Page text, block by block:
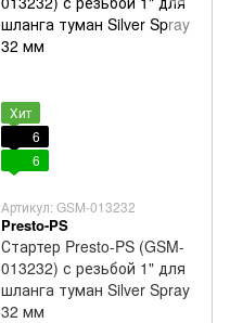
Хит
6
6
Артикул: GSM-013232
Presto-PS
Стартер Presto-PS (GSM-
013232) с резьбой 1" для
шланга туман Silver Spray
32 мм